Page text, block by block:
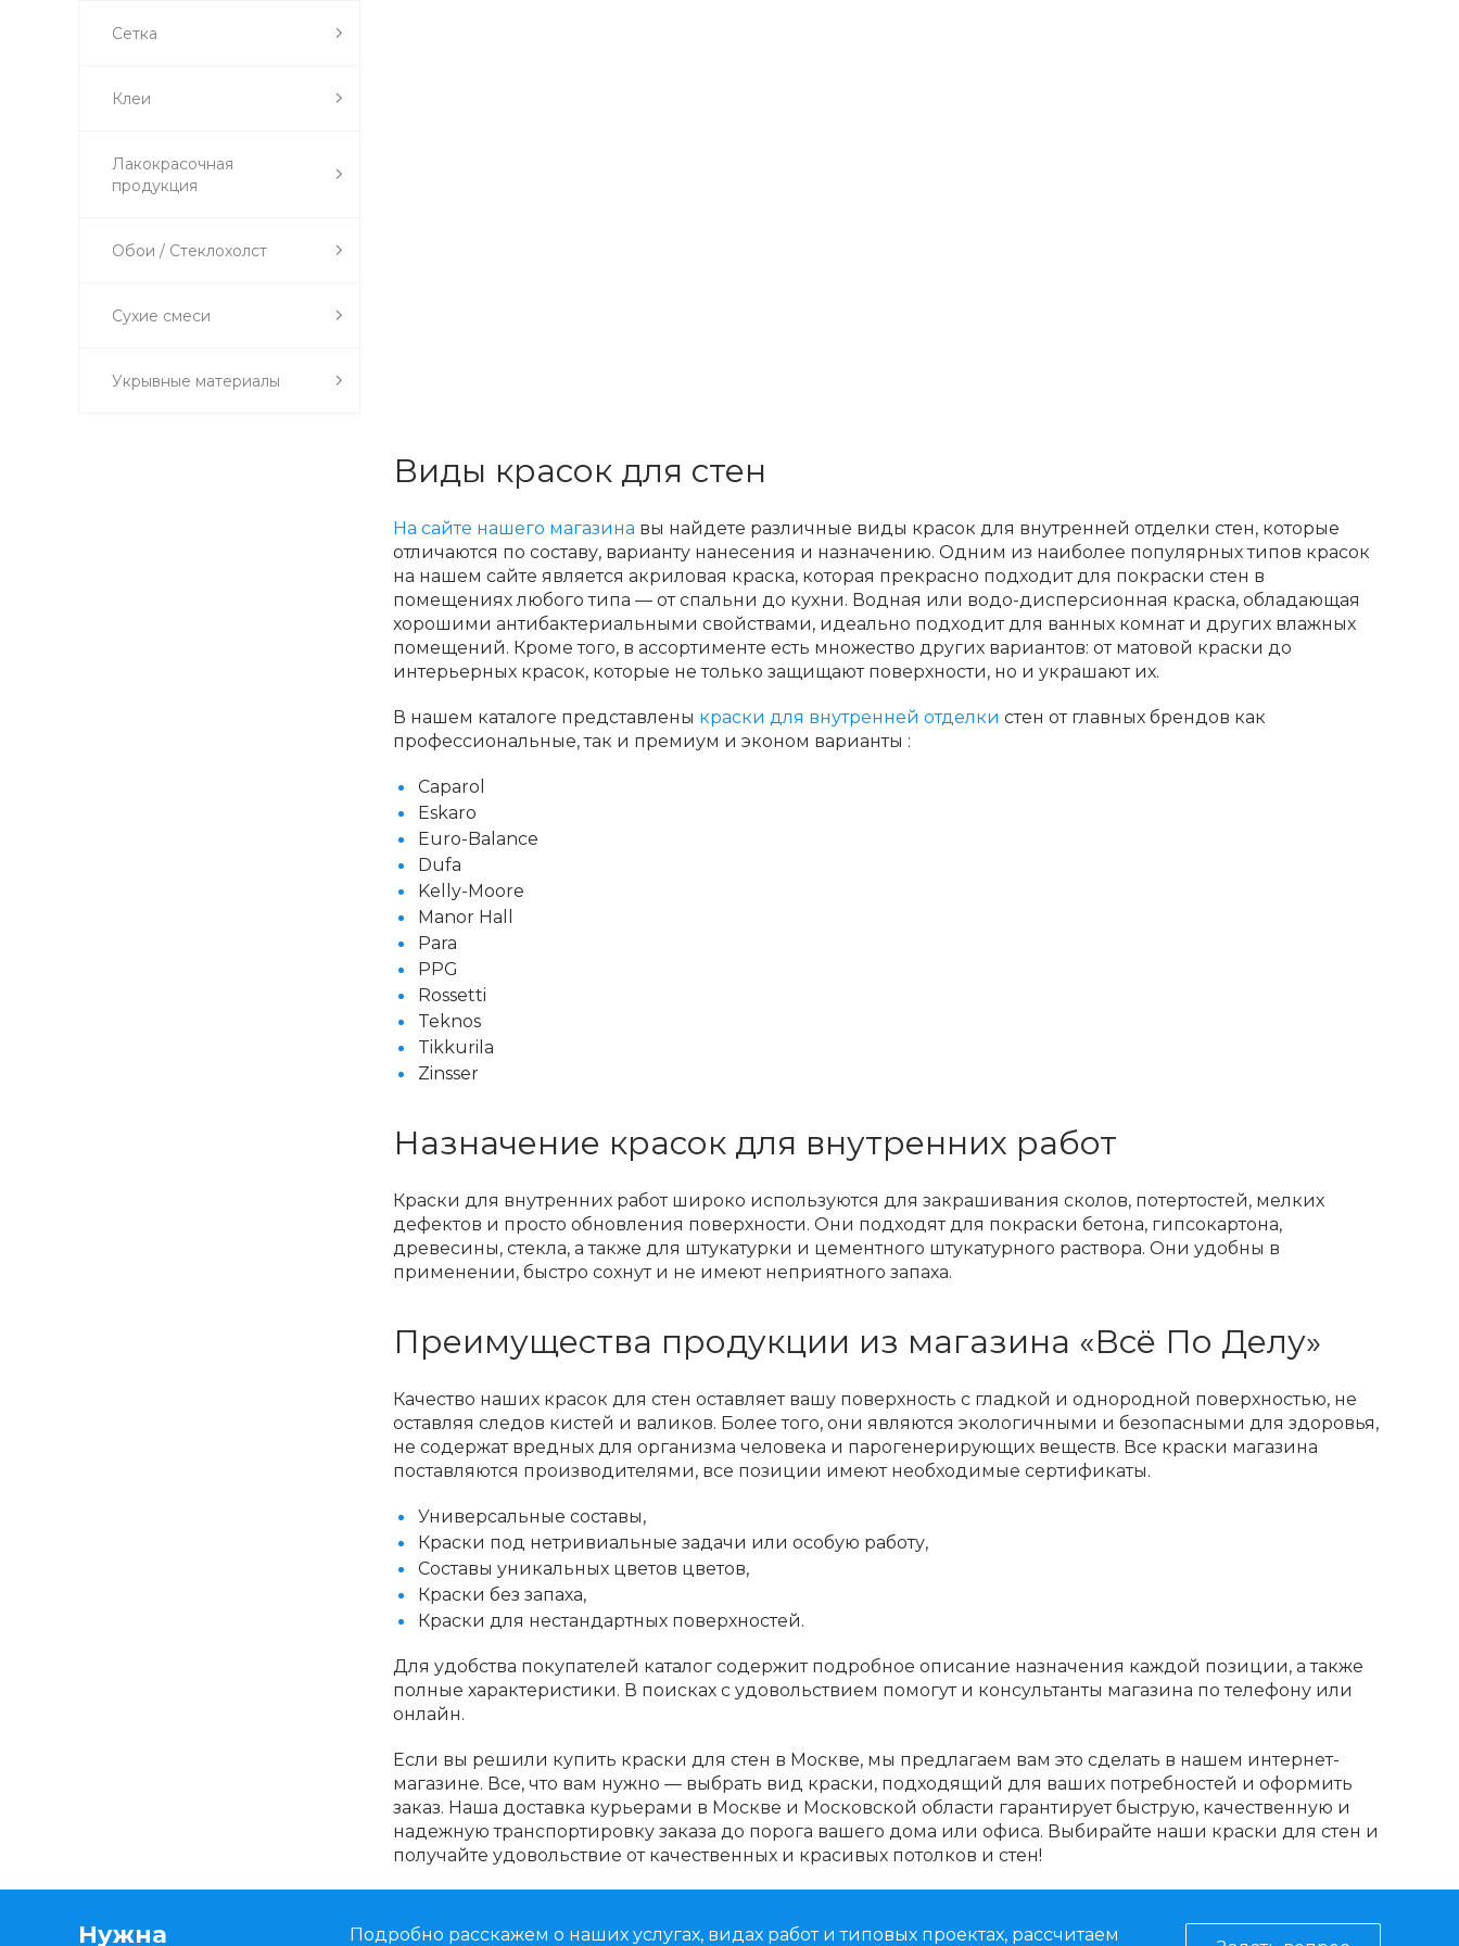
Сетка
Клеи
Лакокрасочная
продукция
Обои / Стеклохолст
Сухие смеси
Укрывные материалы
Виды красок для стен
На сайте нашего магазина вы найдете различные виды красок для внутренней отделки стен, которые
отличаются по составу, варианту нанесения и назначению. Одним из наиболее популярных типов красок
на нашем сайте является акриловая краска, которая прекрасно подходит для покраски стен в
помещениях любого типа — от спальни до кухни. Водная или водо-дисперсионная краска, обладающая
хорошими антибактериальными свойствами, идеально подходит для ванных комнат и других влажных
помещений. Кроме того, в ассортименте есть множество других вариантов: от матовой краски до
интерьерных красок, которые не только защищают поверхности, но и украшают их.
В нашем каталоге представлены краски для внутренней отделки стен от главных брендов как
профессиональные, так и премиум и эконом варианты :
Caparol
Eskaro
Euro-Balance
Dufa
Kelly-Moore
Manor Hall
Para
PPG
Rossetti
Teknos
Tikkurila
Zinsser
Назначение красок для внутренних работ
Краски для внутренних работ широко используются для закрашивания сколов, потертостей, мелких
дефектов и просто обновления поверхности. Они подходят для покраски бетона, гипсокартона,
древесины, стекла, а также для штукатурки и цементного штукатурного раствора. Они удобны в
применении, быстро сохнут и не имеют неприятного запаха.
Преимущества продукции из магазина «Всё По Делу»
Качество наших красок для стен оставляет вашу поверхность с гладкой и однородной поверхностью, не
оставляя следов кистей и валиков. Более того, они являются экологичными и безопасными для здоровья,
не содержат вредных для организма человека и парогенерирующих веществ. Все краски магазина
поставляются производителями, все позиции имеют необходимые сертификаты.
Универсальные составы,
Краски под нетривиальные задачи или особую работу,
Составы уникальных цветов цветов,
Краски без запаха,
Краски для нестандартных поверхностей.
Для удобства покупателей каталог содержит подробное описание назначения каждой позиции, а также
полные характеристики. В поисках с удовольствием помогут и консультанты магазина по телефону или
онлайн.
Если вы решили купить краски для стен в Москве, мы предлагаем вам это сделать в нашем интернет-
магазине. Все, что вам нужно — выбрать вид краски, подходящий для ваших потребностей и оформить
заказ. Наша доставка курьерами в Москве и Московской области гарантирует быструю, качественную и
надежную транспортировку заказа до порога вашего дома или офиса. Выбирайте наши краски для стен и
получайте удовольствие от качественных и красивых потолков и стен!
Нужна
Подробно расскажем о наших услугах, видах работ и типовых проектах, рассчитаем